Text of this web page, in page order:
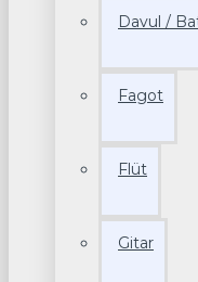
Davul /
Fagot
Flüt
Gitar